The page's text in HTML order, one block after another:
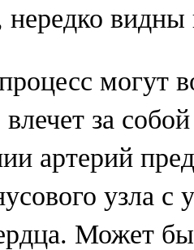
нередко
могут
за
артерий
узла с
Может